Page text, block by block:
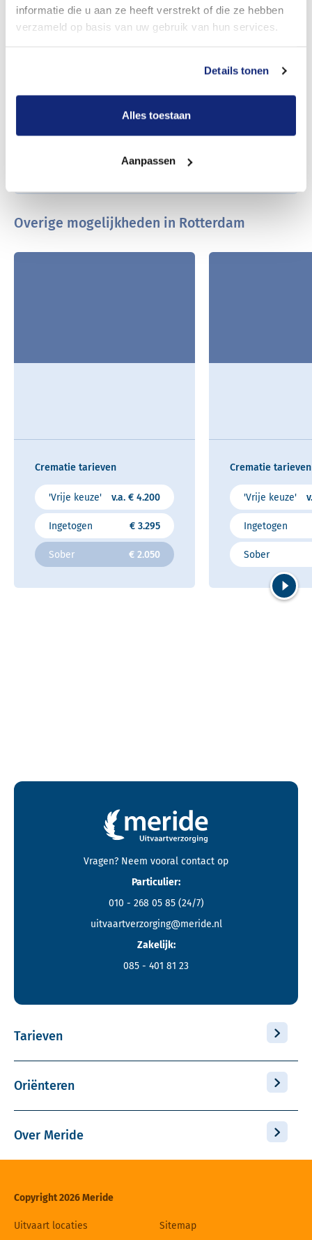
informatie die u aan ze heeft verstrekt of die ze hebben
verzameld op basis van uw gebruik van hun services.
Details tonen
Alles toestaan
Aanpassen
kostenopgave aan.
Offerte aanvragen
Overige mogelijkheden in Rotterdam
Crematie tarieven
'Vrije keuze' v.a. € 4.200
Ingetogen € 3.295
Sober € 2.050
Crematie tarieven
'Vrije keuze'
Ingetogen
Sober
Contactgegevens en footer menu van Meride
Vragen? Neem vooral contact op
Particulier:
010 - 268 05 85 (24/7)
uitvaartverzorging@meride.nl
Zakelijk:
085 - 401 81 23
Tarieven
Oriënteren
Over Meride
Copyright 2026 Meride
Uitvaart locaties Sitemap